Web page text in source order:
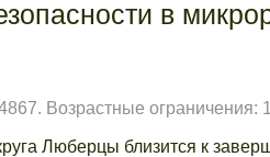
в
Возрастные ограничения:
Люберцы близится к